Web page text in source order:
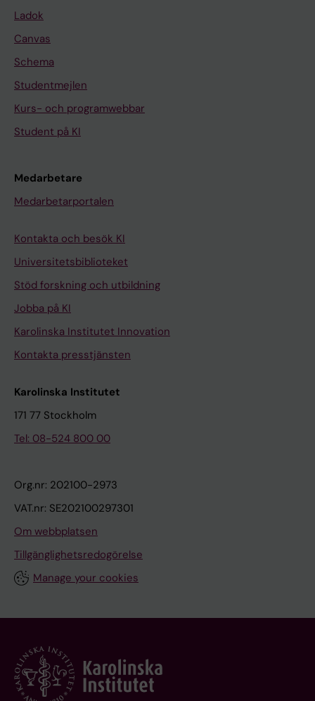
Ladok
Canvas
Schema
Studentmejlen
Kurs- och programwebbar
Student på KI
Medarbetare
Medarbetarportalen
Kontakta och besök KI
Universitetsbiblioteket
Stöd forskning och utbildning
Jobba på KI
Karolinska Institutet Innovation
Kontakta presstjänsten
Karolinska Institutet
171 77 Stockholm
Tel: 08-524 800 00
Org.nr: 202100-2973
VAT.nr: SE202100297301
Om webbplatsen
Tillgänglighetsredogörelse
Manage your cookies